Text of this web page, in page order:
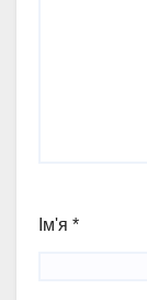
Ім'я *